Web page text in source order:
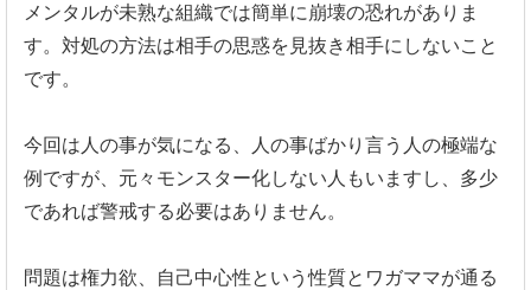
メンタルが未熟な組織では簡単に崩壊の恐れがありま
す。 対処の方法は相手の思惑を見抜き相手にしないこと
です。
今回は人の事が気になる、人の事ばかり言う人の極端な
例ですが、 元々モンスター化しない人もいますし、 多少
であれば警戒する必要はありません。
問題は権力欲、
自己中心性という性質とワガママが通る